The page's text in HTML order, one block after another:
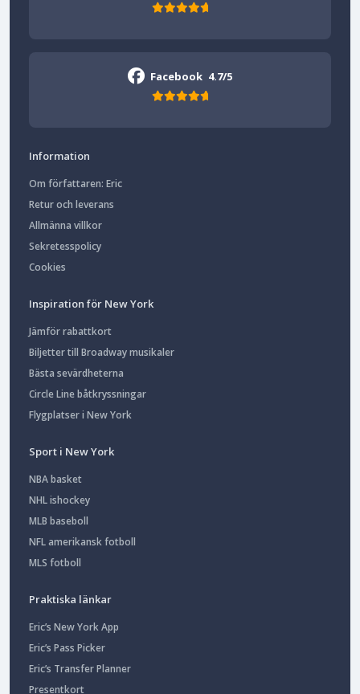
Facebook 4.7/5
Information
Om författaren: Eric
Retur och leverans
Allmänna villkor
Sekretesspolicy
Cookies
Inspiration för New York
Jämför rabattkort
Biljetter till Broadway musikaler
Bästa sevärdheterna
Circle Line båtkryssningar
Flygplatser i New York
Sport i New York
NBA basket
NHL ishockey
MLB baseboll
NFL amerikansk fotboll
MLS fotboll
Praktiska länkar
Eric’s New York App
Eric’s Pass Picker
Eric’s Transfer Planner
Presentkort